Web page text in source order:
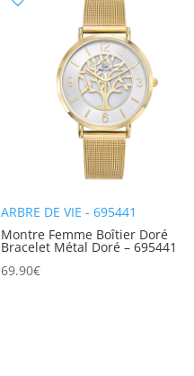
ARBRE DE VIE - 695441
Montre Femme Boîtier Doré
Bracelet Métal Doré – 695441
69.90€